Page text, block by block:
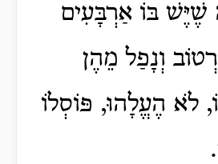
שֶׁיֶּשׁ בּוֹ אַרְבָּעִים
וְנָפַל מֵהֶן
לֹא הֶעֱלָהוּ, פּוֹסְלוֹ